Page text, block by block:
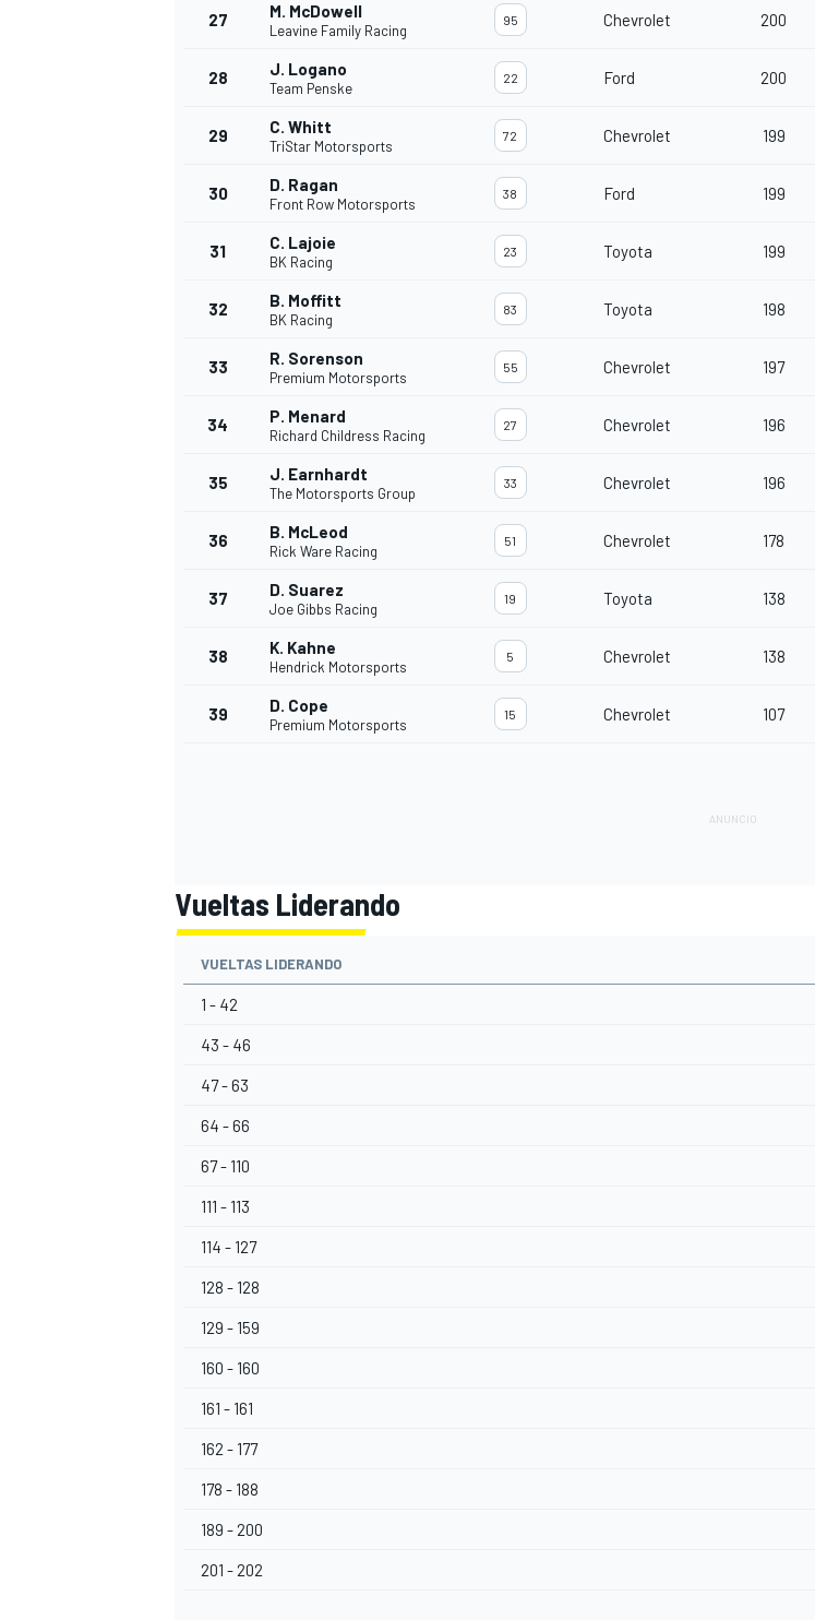
27 M. McDowell
Leavine Family Racing
95 Chevrolet 200
28 J. Logano
Team Penske
22 Ford 200
29 C. Whitt
TriStar Motorsports
72 Chevrolet 199
30 D. Ragan
Front Row Motorsports
38 Ford 199
31 C. Lajoie
BK Racing
23 Toyota 199
32 B. Moffitt
BK Racing
83 Toyota 198
33 R. Sorenson
Premium Motorsports
55 Chevrolet 197
34 P. Menard
Richard Childress Racing
27 Chevrolet 196
35 J. Earnhardt
The Motorsports Group
33 Chevrolet 196
36 B. McLeod
Rick Ware Racing
51 Chevrolet 178
37 D. Suarez
Joe Gibbs Racing
19 Toyota 138
38 K. Kahne
Hendrick Motorsports
5 Chevrolet 138
39 D. Cope
Premium Motorsports
15 Chevrolet 107
Vueltas Liderando
VUELTAS LIDERANDO
1 - 42
43 - 46
47 - 63
64 - 66
67 - 110
111 - 113
114 - 127
128 - 128
129 - 159
160 - 160
161 - 161
162 - 177
178 - 188
189 - 200
201 - 202